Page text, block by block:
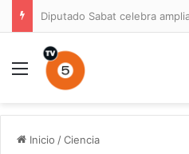
Menú
Inicio /Ciencia